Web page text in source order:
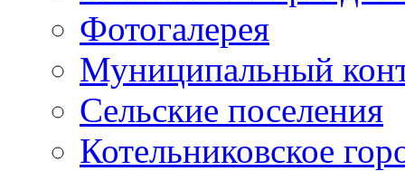
Фотогалерея
Муниципальный
Сельские поселения
Котельниковское